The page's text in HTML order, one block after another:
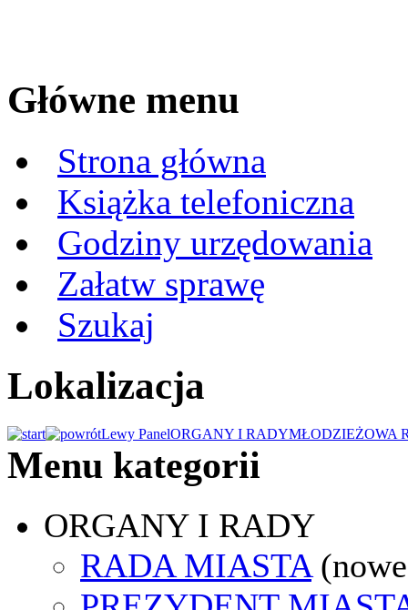
Główne menu
Strona główna
Książka telefoniczna
Godziny urzędowania
Załatw sprawę
Szukaj
Lokalizacja
Lewy PanelORGANY I RADYMŁODZIEŻOWA
Menu kategorii
ORGANY I RADY
RADA MIASTA